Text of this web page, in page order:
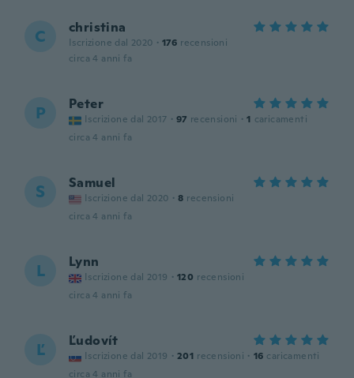
C christina
Iscrizione dal 2020 · 176 recensioni
circa 4 anni fa
P Peter
Iscrizione dal 2017 · 97 recensioni · 1 caricamenti
circa 4 anni fa
S Samuel
Iscrizione dal 2020 · 8 recensioni
circa 4 anni fa
L Lynn
Iscrizione dal 2019 · 120 recensioni
circa 4 anni fa
Ľ Ľudovít
Iscrizione dal 2019 · 201 recensioni · 16 caricamenti
circa 4 anni fa